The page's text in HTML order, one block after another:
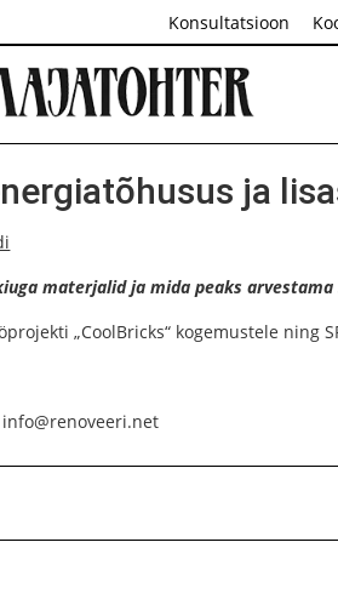
Konsultatsioon
ja
materjalid ja mida peaks
„CoolBricks“ kogemustele ning